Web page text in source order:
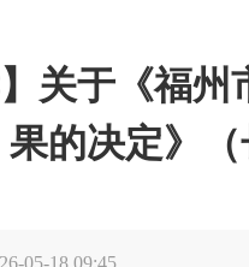
】关于《福
果的决定》
05-18 09:45